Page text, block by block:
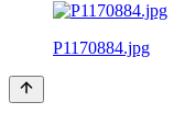
P1170884.jpg